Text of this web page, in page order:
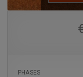
PHASES